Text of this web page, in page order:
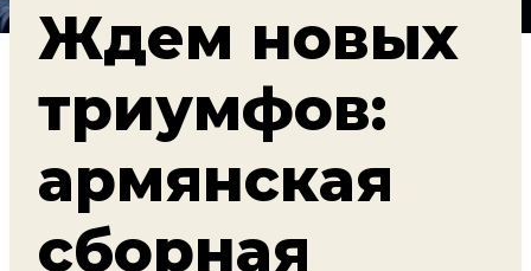
Ждем новых
триумфов:
армянская
сборная